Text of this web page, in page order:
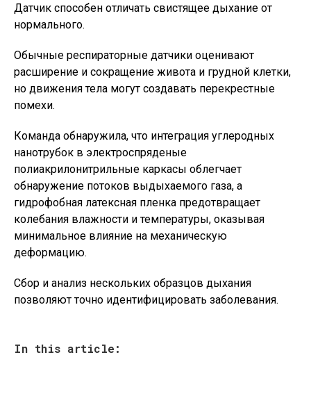
Датчик способен отличать свистящее дыхание от
нормального.
Обычные респираторные датчики оценивают
расширение и сокращение живота и грудной клетки,
но движения тела могут создавать перекрестные
помехи.
Команда обнаружила, что интеграция углеродных
нанотрубок в электроспряденые
полиакрилонитрильные каркасы облегчает
обнаружение потоков выдыхаемого газа, а
гидрофобная латексная пленка предотвращает
колебания влажности и температуры, оказывая
минимальное влияние на механическую
деформацию.
Сбор и анализ нескольких образцов дыхания
позволяют точно идентифицировать заболевания.
In this article: